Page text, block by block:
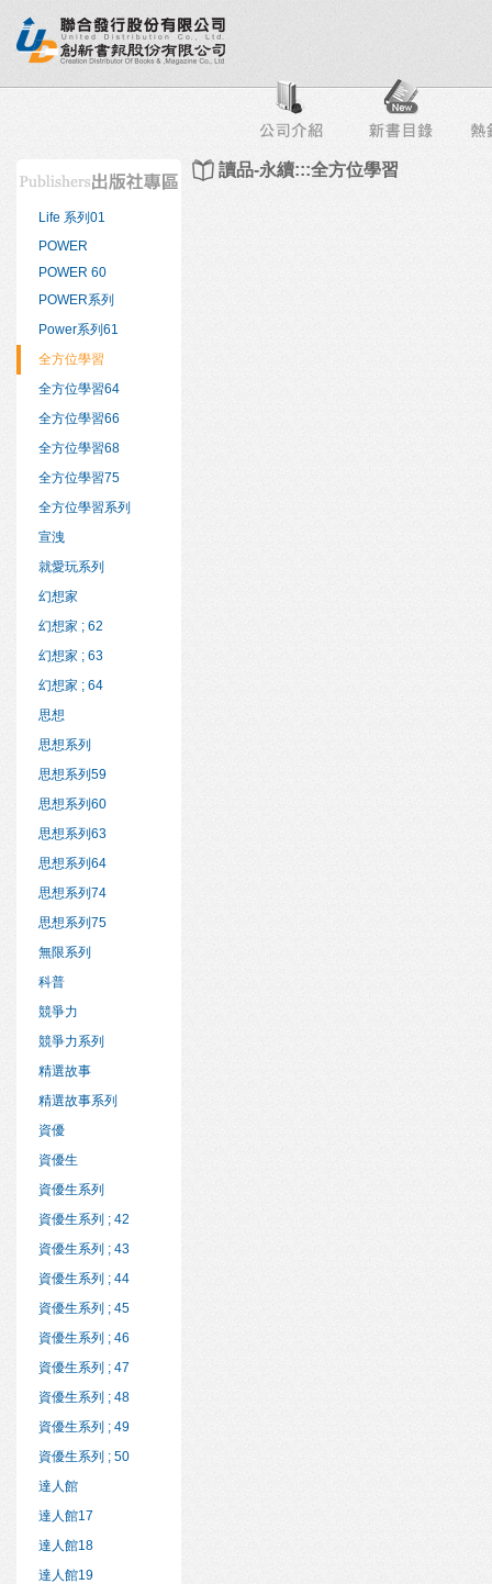
榜 出版社專區 書店專區 目錄下載 會員服務
Life 系列01
POWER
POWER 60
POWER系列
Power系列61
全方位學習
全方位學習64
全方位學習66
全方位學習68
全方位學習75
全方位學習系列
宣洩
就愛玩系列
幻想家
幻想家 ; 62
幻想家 ; 63
幻想家 ; 64
思想
思想系列
思想系列59
思想系列60
思想系列63
思想系列64
思想系列74
思想系列75
無限系列
科普
競爭力
競爭力系列
精選故事
精選故事系列
資優
資優生
資優生系列
資優生系列 ; 42
資優生系列 ; 43
資優生系列 ; 44
資優生系列 ; 45
資優生系列 ; 46
資優生系列 ; 47
資優生系列 ; 48
資優生系列 ; 49
資優生系列 ; 50
達人館
達人館17
達人館18
達人館19
讀品-永續:::全方位學習